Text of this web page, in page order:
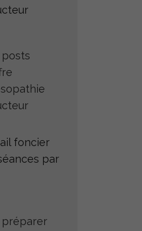
posts
foncier
par
préparer